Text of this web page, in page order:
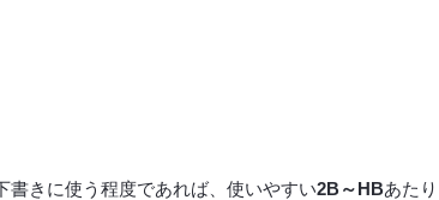
きに使う程度であれば、使いやすい2B～HBあたり